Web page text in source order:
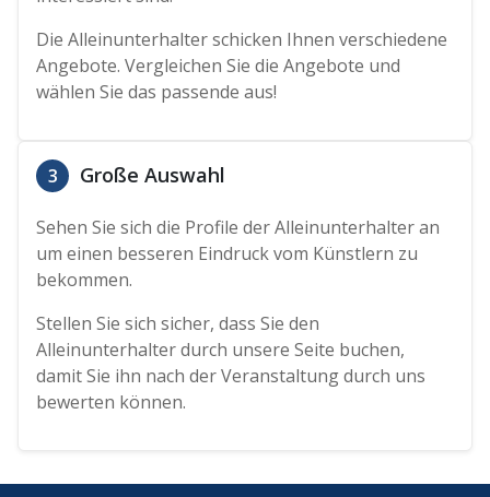
Die Alleinunterhalter schicken Ihnen verschiedene
Angebote. Vergleichen Sie die Angebote und
wählen Sie das passende aus!
3 Große Auswahl
Sehen Sie sich die Profile der Alleinunterhalter an
um einen besseren Eindruck vom Künstlern zu
bekommen.
Stellen Sie sich sicher, dass Sie den
Alleinunterhalter durch unsere Seite buchen,
damit Sie ihn nach der Veranstaltung durch uns
bewerten können.